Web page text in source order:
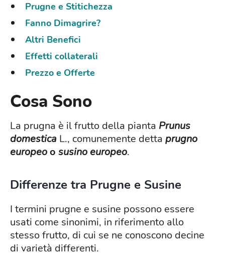
Prugne e Stitichezza
Fanno Dimagrire?
Altri Benefici
Effetti collaterali
Prezzo e Offerte
Cosa Sono
La prugna è il frutto della pianta Prunus
domestica L., comunemente detta prugno
europeoo susino europeo.
Differenze tra Prugne e Susine
I termini prugne e susine possono essere
usati come sinonimi, in riferimento allo
stesso frutto, di cui se ne conoscono decine
di varietà differenti.